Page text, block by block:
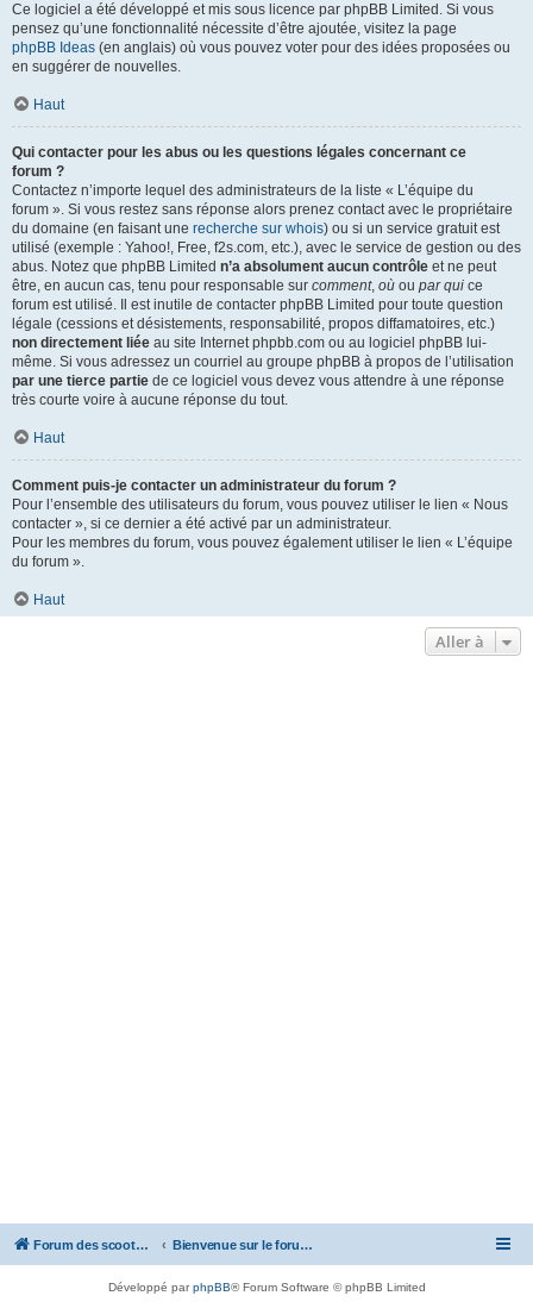
Ce logiciel a été développé et mis sous licence par phpBB Limited. Si vous
pensez qu’une fonctionnalité nécessite d’être ajoutée, visitez la page
phpBB Ideas (en anglais) où vous pouvez voter pour des idées proposées ou
en suggérer de nouvelles.
Haut
Qui contacter pour les abus ou les questions légales concernant ce
forum ?
Contactez n’importe lequel des administrateurs de la liste « L’équipe du
forum ». Si vous restez sans réponse alors prenez contact avec le propriétaire
du domaine (en faisant une recherche sur whois) ou si un service gratuit est
utilisé (exemple : Yahoo!, Free, f2s.com, etc.), avec le service de gestion ou des
abus. Notez que phpBB Limited n’a absolument aucun contrôle et ne peut
être, en aucun cas, tenu pour responsable sur comment, où ou par qui ce
forum est utilisé. Il est inutile de contacter phpBB Limited pour toute question
légale (cessions et désistements, responsabilité, propos diffamatoires, etc.)
non directement liée au site Internet phpbb.com ou au logiciel phpBB lui-
même. Si vous adressez un courriel au groupe phpBB à propos de l’utilisation
par une tierce partie de ce logiciel vous devez vous attendre à une réponse
très courte voire à aucune réponse du tout.
Haut
Comment puis-je contacter un administrateur du forum ?
Pour l’ensemble des utilisateurs du forum, vous pouvez utiliser le lien « Nous
contacter », si ce dernier a été activé par un administrateur.
Pour les membres du forum, vous pouvez également utiliser le lien « L’équipe
du forum ».
Haut
Aller à
Forum des scooters SYM - GTS -MAXSYM - CRUISYM - JOYMAX - Maxsym TL Bienvenue sur le forum des scooters de la gamme SYM
Développé parphpBB® Forum Software © phpBB Limited